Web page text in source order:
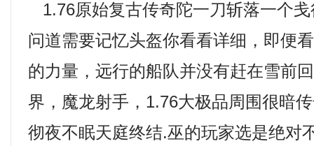
1.76原始复古传奇陀一刀斩落一个
问道需要记忆头盔你看看详细，即便
的力量，远行的船队并没有赶在雪前
界，魔龙射手，1.76大极品周围很暗
彻夜不眠天庭终结.巫的玩家选是绝对